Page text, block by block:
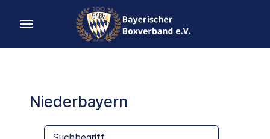
Niederbayern